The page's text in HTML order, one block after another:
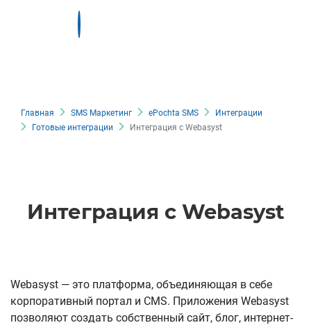
Главная SMS Маркетинг ePochta SMS
Интеграции
Готовые интеграции
Интеграция с Webasyst
Интеграция с Webasyst
Webasyst — это платформа, объединяющая в себе
корпоративный портал и CMS. Приложения Webasyst
позволяют создать собственный сайт, блог, интернет-